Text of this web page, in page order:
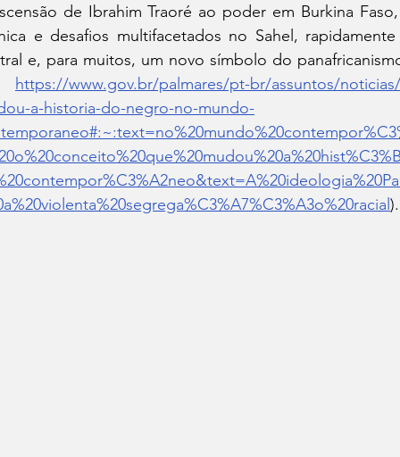
de Ibrahim Traoré ao poder em Burkina
e desafios multifacetados no Sahel,
e, para muitos, um novo símbolo do
https://www.gov.br/palmares/pt-br/assuntos/
a-historia-do-negro-no-mundo-
).